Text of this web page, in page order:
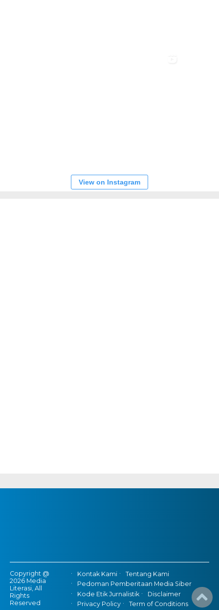
View on Instagram
Copyright @
2026 Media
Literasi, All
Rights
Reserved
Kontak Kami
Tentang Kami
Pedoman Pemberitaan Media Siber
Kode Etik Jurnalistik
Disclaimer
Privacy Policy
Term of Conditions